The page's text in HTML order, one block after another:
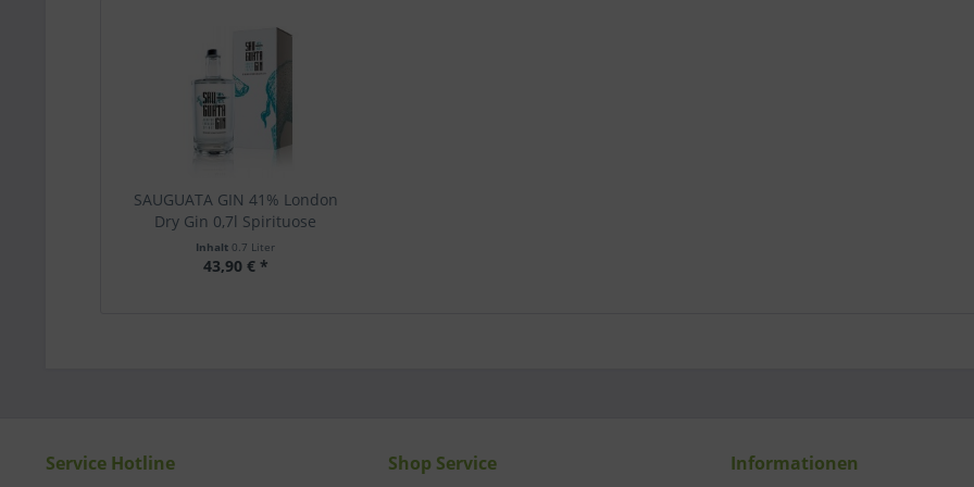
SAUGUATA GIN 41% London
Dry Gin 0,7l Spirituose
Inhalt 0.7 Liter
43,90 € *
Service Hotline Shop Service Informationen